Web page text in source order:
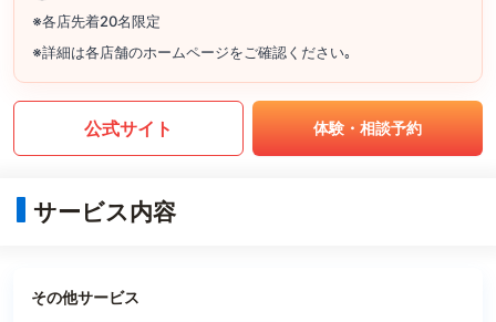
※各店先着20名限定
※詳細は各店舗のホームページをご確認ください｡
公式サイト 体験・相談予約
サービス内容
その他サービス